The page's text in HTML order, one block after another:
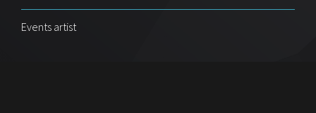
Events artist